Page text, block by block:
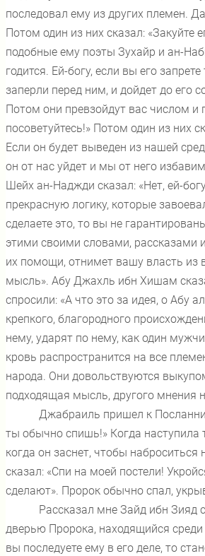
последовал ему из других племен.
Потом один из них сказал: «Закуйте
подобные ему поэты Зухайр и ан-
годится. Ей-богу, если вы его
заперли перед ним, и дойдет до его
Потом они превзойдут вас числом и
посоветуйтесь!» Потом один из них
Если он будет выведен из нашей
он от нас уйдет и мы от него
Шейх ан-Наджди сказал: «Нет, ей-
прекрасную логику, которые
сделаете это, то вы не
этими своими словами, рассказами
их помощи, отнимет вашу власть из
мысль». Абу Джахль ибн Хишам
спросили: «А что это за идея, о Абу
крепкого, благородного
нему, ударят по нему, как один
кровь распространится на все
народа. Они довольствуются
подходящая мысль, другого мнения
Джабраиль пришел к
ты обычно спишь!» Когда наступила
когда он заснет, чтобы
сказал: «Спи на моей постели!
сделают». Пророк обычно спал,
Рассказал мне Зайд ибн Зияд
дверью Пророка, находящийся
вы последуете ему в его деле, то